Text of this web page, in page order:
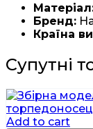
Бренд:
Країна
Супутні
Add to cart